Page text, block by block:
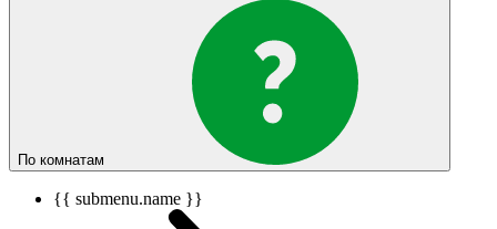
По комнатам
{{ submenu.name }}